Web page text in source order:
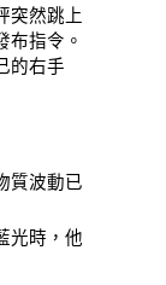
突然跳上
布指令。
的右手
質波動已
光時，他